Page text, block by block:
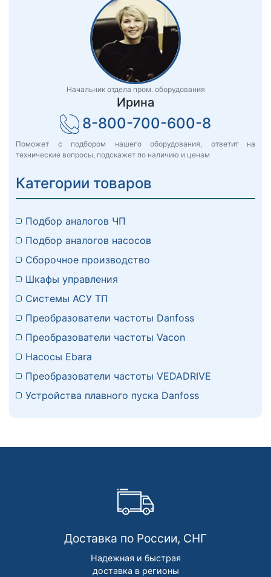
Начальник отдела пром. оборудования
Ирина
8-800-700-600-8
Поможет с подбором нашего оборудования, ответит на
технические вопросы, подскажет по наличию и ценам
Категории товаров
Подбор аналогов ЧП
Подбор аналогов насосов
Сборочное производство
Шкафы управления
Системы АСУ ТП
Преобразователи частоты Danfoss
Преобразователи частоты Vacon
Насосы Ebara
Преобразователи частоты VEDADRIVE
Устройства плавного пуска Danfoss
Доставка по России, СНГ
Надежная и быстрая
доставка в регионы